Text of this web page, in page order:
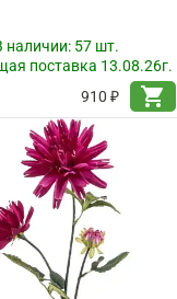
наличии: 57 шт.
поставка 13.08.26г.
910 ₽
shopping_cart